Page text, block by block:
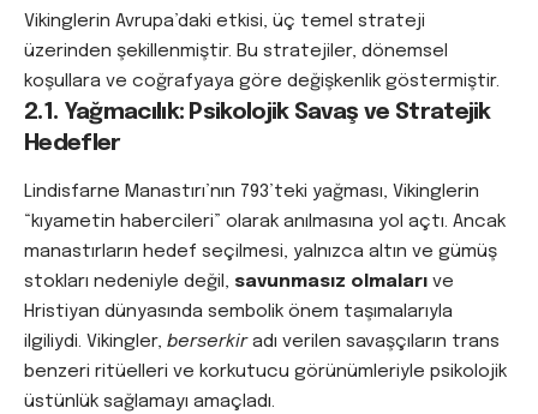
Vikinglerin Avrupa’daki etkisi, üç temel strateji
üzerinden şekillenmiştir. Bu stratejiler, dönemsel
koşullara ve coğrafyaya göre değişkenlik göstermiştir.
2.1. Yağmacılık: Psikolojik Savaş ve Stratejik
Hedefler
Lindisfarne Manastırı’nın 793’teki yağması, Vikinglerin
“kıyametin habercileri” olarak anılmasına yol açtı. Ancak
manastırların hedef seçilmesi, yalnızca altın ve gümüş
stokları nedeniyle değil, savunmasız olmaları ve
Hristiyan dünyasında sembolik önem taşımalarıyla
ilgiliydi. Vikingler, berserkiradı verilen savaşçıların trans
benzeri ritüelleri ve korkutucu görünümleriyle psikolojik
üstünlük sağlamayı amaçladı.